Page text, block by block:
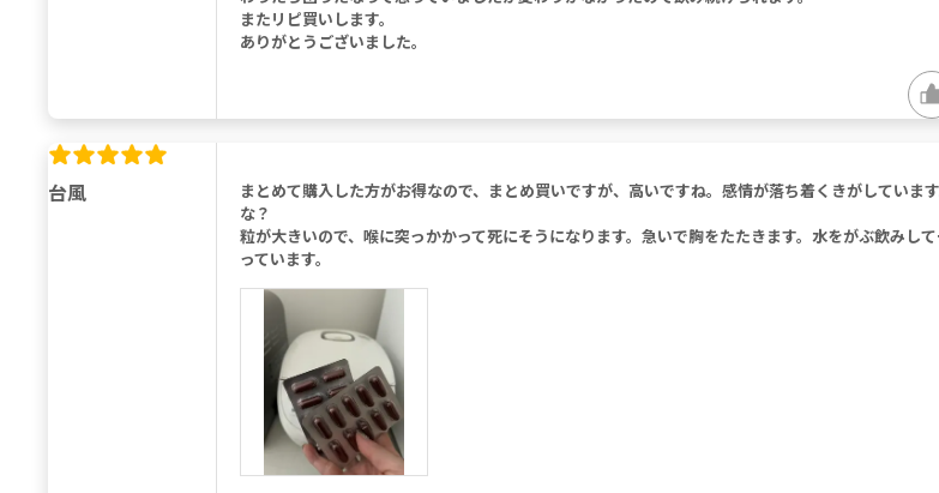
またリピ買いします。
ありがとうございました。
台風
まとめて購入した方がお得なので、まとめ買いですが、高いですね。感情が落ち着くきがしていま
な？
粒が大きいので、喉に突っかかって死にそうになります。急いで胸をたたきます。水をがぶ飲みし
っています。